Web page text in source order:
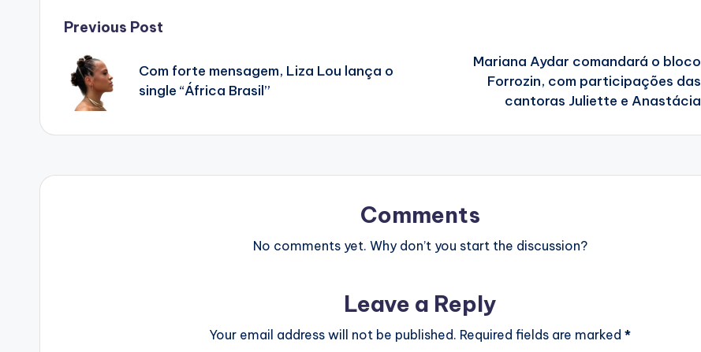
Post
navigation
Previous Post
Com forte mensagem, Liza Lou lança o
single “África Brasil”
Mariana Aydar comandará o bloco
Forrozin, com participações das
cantoras Juliette e Anastácia
Comments
No comments yet. Why don’t you start the discussion?
Leave a Reply
Your email address will not be published. Required fields are marked*